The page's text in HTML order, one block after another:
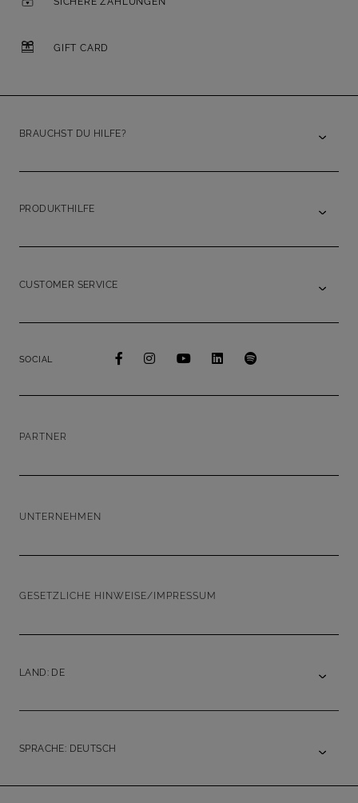
GIFT CARD
BRAUCHST DU HILFE?
PRODUKTHILFE
CUSTOMER SERVICE
SOCIAL
PARTNER
UNTERNEHMEN
GESETZLICHE HINWEISE/IMPRESSUM
LAND: DE
SPRACHE: DEUTSCH